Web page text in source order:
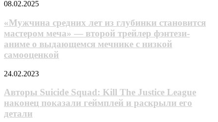
творится
истории
«Мужчина
лет
из
глубинки
становится
мастером
—
трейлер
фэнтези-
аниме
о
08.02.2025
«Мужчина средних лет из глубинки становится
мастером меча» — второй трейлер фэнтези-
аниме о выдающемся мечнике с низкой
самооценкой
Авторы
Squad:
The
Justice
24.02.2023
Авторы Suicide Squad: Kill The Justice League
наконец показали геймплей и раскрыли его
детали